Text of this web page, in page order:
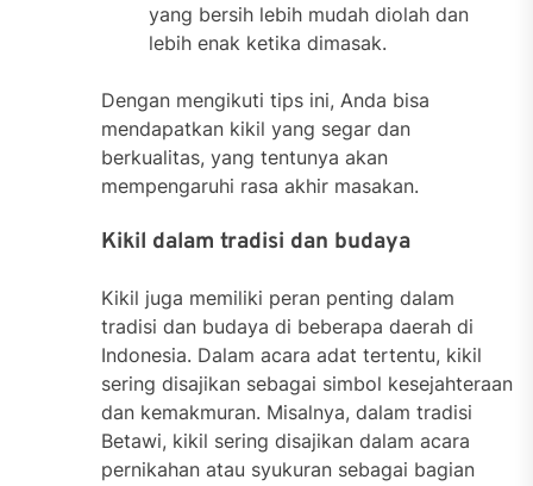
yang bersih lebih mudah diolah dan
lebih enak ketika dimasak.
Dengan mengikuti tips ini, Anda bisa
mendapatkan kikil yang segar dan
berkualitas, yang tentunya akan
mempengaruhi rasa akhir masakan.
Kikil dalam tradisi dan budaya
Kikil juga memiliki peran penting dalam
tradisi dan budaya di beberapa daerah di
Indonesia. Dalam acara adat tertentu, kikil
sering disajikan sebagai simbol kesejahteraan
dan kemakmuran. Misalnya, dalam tradisi
Betawi, kikil sering disajikan dalam acara
pernikahan atau syukuran sebagai bagian